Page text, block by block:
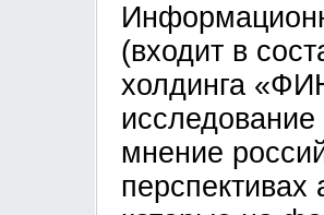
(входит в
холдинга
мнение